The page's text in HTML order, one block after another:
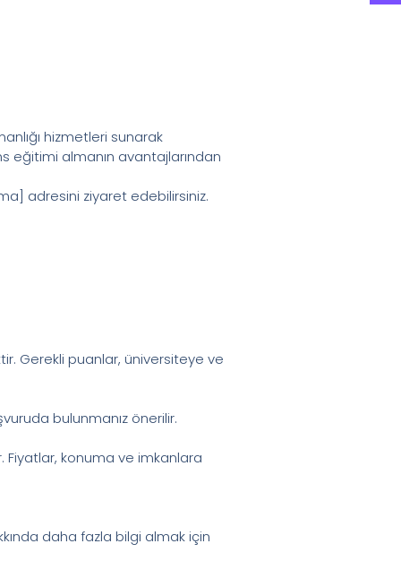
hizmetleri sunarak
eğitimi almanın avantajlarından
adresini ziyaret edebilirsiniz.
Gerekli puanlar, üniversiteye ve
bulunmanız önerilir.
Fiyatlar, konuma ve imkanlara
daha fazla bilgi almak için